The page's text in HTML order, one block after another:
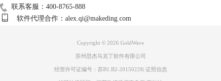
图3：格式工厂
联系客服：400-8765-888
软件代理合作：alex.qi@makeding.com
Copyright © 2026 GoldWave
苏州思杰马克丁软件有限公司
经营许可证编号：苏B1.B2-20150228| 证照信息